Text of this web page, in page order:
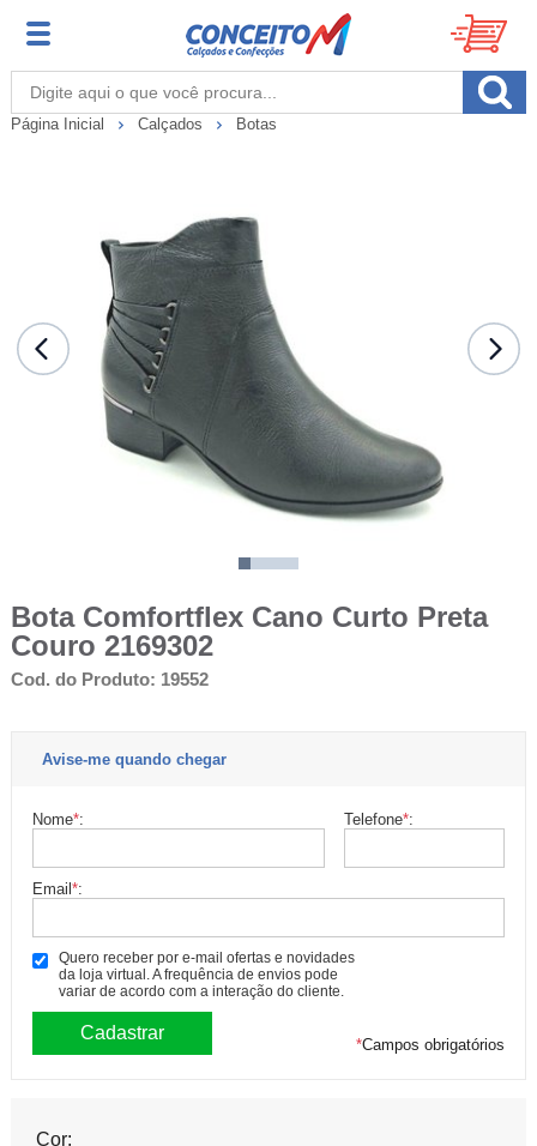
Página Inicial Calçados Botas
Bota Comfortflex Cano Curto Preta
Couro 2169302
Cod. do Produto: 19552
Avise-me quando chegar
Nome*: Telefone*:
Email*:
Quero receber por e-mail ofertas e novidades
da loja virtual. A frequência de envios pode
variar de acordo com a interação do cliente.
*Campos obrigatórios
Cor: